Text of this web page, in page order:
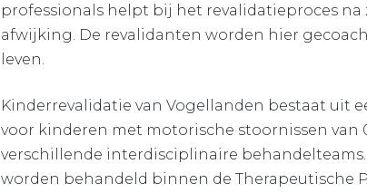
professionals helpt bij het revalidatieproces na
afwijking. De revalidanten worden hier
leven.
Kinderrevalidatie van Vogellanden bestaat
voor kinderen met motorische stoornissen van
verschillende interdisciplinaire
worden behandeld binnen de Therapeutische